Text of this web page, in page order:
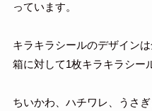
っています。
キラキラシールのデザイン
箱に対して1枚キラキラシー
ちいかわ、ハチワレ、うさ